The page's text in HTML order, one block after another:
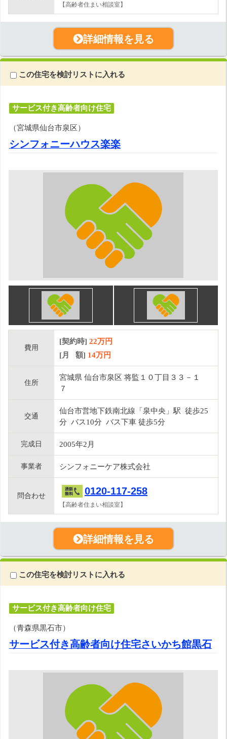
【高齢者住まい相談室】
詳細情報を見る
この住宅を検討リストに入れる
サービス付き高齢者向け住宅
（宮城県仙台市泉区）
シンフォニーハウス楽楽
費用
[契約時] 22万円
[月 額] 14万円
住所
宮城県 仙台市泉区 将監１０丁目３３－１
７
交通
仙台市営地下鉄南北線「泉中央」駅 徒歩25
分 バス10分 バス下車 徒歩5分
完成日 2005年2月
事業者 シンフォニーケア株式会社
問合わせ 0120-117-258
【高齢者住まい相談室】
詳細情報を見る
この住宅を検討リストに入れる
サービス付き高齢者向け住宅
（青森県黒石市）
サービス付き高齢者向け住宅さいかち館黒石